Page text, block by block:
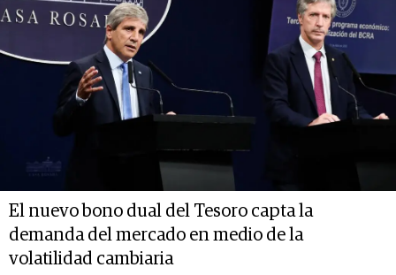
El nuevo bono dual del Tesoro capta la
demanda del mercado en medio de la
volatilidad cambiaria